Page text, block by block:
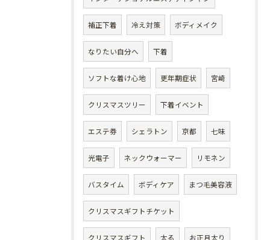
補正下着 冷え対策 ボディメイク
なりたい自分へ 下着
ソフトな着け心地 更年期症状 宮崎
クリスマスツリー 下着イベント
エステ券 シェラトン 京都 七味
光電子 ネックウォーマー リモネン
バスタイム ボディケア まつ毛美容液
クリスマスギフトチケット
クリスマスギフト 太る お正月太り